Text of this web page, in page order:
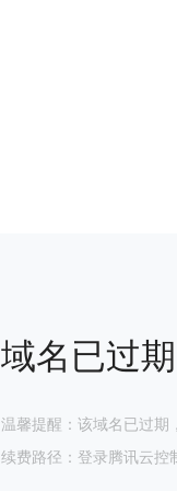
域名已过
温馨提醒：该域名已过期
续费路径：登录腾讯云控